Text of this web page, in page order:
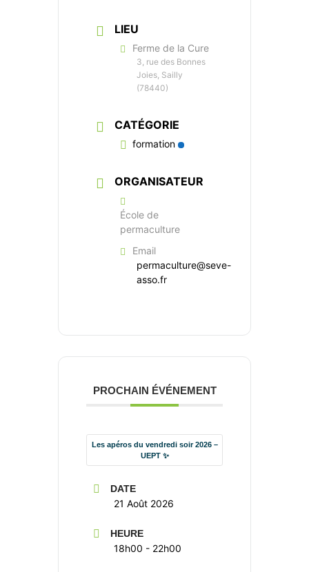
Association La SEVE
& formation à la permaculture
LIEU
Ferme de la Cure
3, rue des Bonnes
Joies, Sailly
(78440)
CATÉGORIE
formation
ORGANISATEUR
École de
permaculture
Email
permaculture@seve-
asso.fr
PROCHAIN ÉVÉNEMENT
Les apéros du vendredi soir 2026 –
UEPT ✨
DATE
21 Août 2026
HEURE
18h00 - 22h00